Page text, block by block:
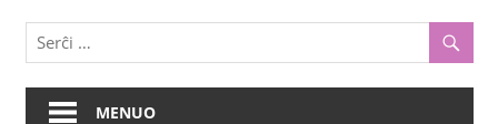
MENUO